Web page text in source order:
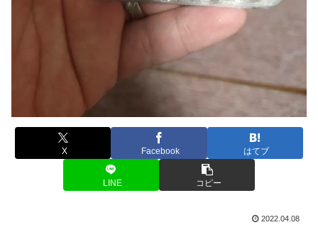
X Facebook はてブ
LINE コピー
2022.04.08